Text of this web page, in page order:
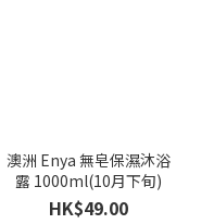
澳洲 Enya 無皂保濕沐浴
露 1000ml(10月下旬)
HK$49.00